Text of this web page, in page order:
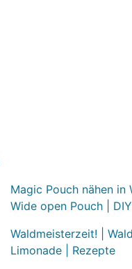
Magic Pouch nähen in
Wide open Pouch |
Waldmeisterzeit! |
Limonade | Rezepte